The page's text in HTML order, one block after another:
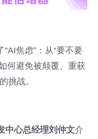
焦虑”：从“要不要
何避免被颠覆、重获
挑战。
中心总经理刘仲文介